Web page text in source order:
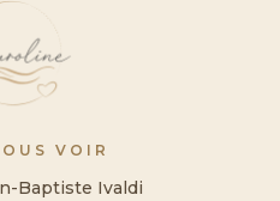
VOIR
Baptiste Ivaldi